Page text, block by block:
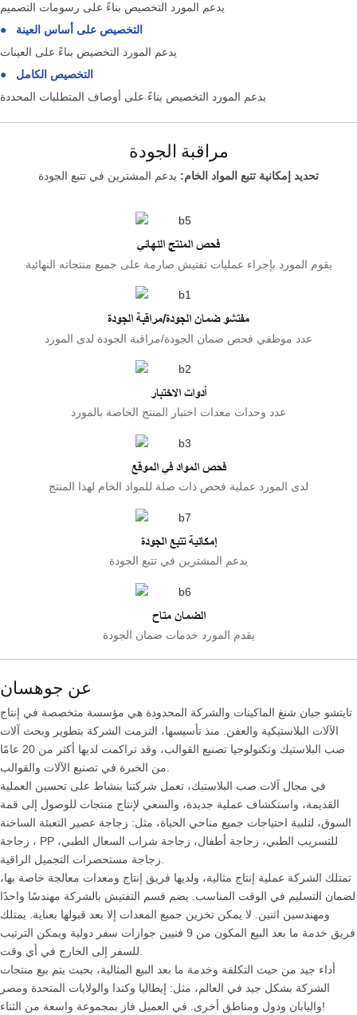
يدعم المورد التخصيص بناءً على رسومات التصميم
●
التخصيص على أساس العينة
يدعم المورد التخصيص بناءً على العينات
●
التخصيص الكامل
يدعم المورد التخصيص بناءً على أوصاف المتطلبات المحددة
مراقبة الجودة
تحديد إمكانية تتبع المواد الخام: يدعم المشترين في تتبع الجودة
فحص المنتج النهائي
يقوم المورد بإجراء عمليات تفتيش صارمة على جميع منتجاته النهائية
مفتشو ضمان الجودة/مراقبة الجودة
عدد موظفي فحص ضمان الجودة/مراقبة الجودة لدى المورد
أدوات الاختبار
عدد وحدات معدات اختبار المنتج الخاصة بالمورد
فحص المواد في الموقع
لدى المورد عملية فحص ذات صلة للمواد الخام لهذا المنتج
إمكانية تتبع الجودة
يدعم المشترين في تتبع الجودة
الضمان متاح
يقدم المورد خدمات ضمان الجودة
عن جوهسان
تايتشو جيان شنغ الماكينات والشركة المحدودة هي مؤسسة متخصصة في إنتاج
الآلات البلاستيكية والعفن. منذ تأسيسها، التزمت الشركة بتطوير وبحث آلات
صب البلاستيك وتكنولوجيا تصنيع القوالب، وقد تراكمت لديها أكثر من 20 عامًا
في مجال آلات صب البلاستيك، تعمل شركتنا بنشاط على تحسين العملية
القديمة، واستكشاف عملية جديدة، والسعي لإنتاج منتجات للوصول إلى قمة
السوق، لتلبية احتياجات جميع مناحي الحياة، مثل: زجاجة عصير التعبئة الساخنة
، زجاجة PP للتسريب الطبي، زجاجة أطفال، زجاجة شراب السعال الطبي،
تمتلك الشركة عملية إنتاج مثالية، ولديها فريق إنتاج ومعدات معالجة خاصة بها،
لضمان التسليم في الوقت المناسب. يضم قسم التفتيش بالشركة مهندسًا واحدًا
ومهندسين اثنين. لا يمكن تخزين جميع المعدات إلا بعد قبولها بعناية. يمتلك
فريق خدمة ما بعد البيع المكون من 9 فنيين جوازات سفر دولية ويمكن الترتيب
أداء جيد من حيث التكلفة وخدمة ما بعد البيع المثالية، بحيث يتم بيع منتجات
الشركة بشكل جيد في العالم، مثل: إيطاليا وكندا والولايات المتحدة ومصر
واليابان ودول ومناطق أخرى. في العميل فاز بمجموعة واسعة من الثناء!